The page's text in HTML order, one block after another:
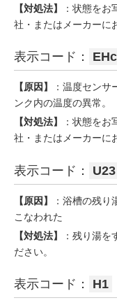
【対処法】
：状態を
社・またはメーカーに
表示コード： EHc
【原因】
：温度セン
ンク内の温度の異常。
【対処法】
：状態を
社・またはメーカーに
表示コード： U23
【原因】
：浴槽の残
こなわれた
【対処法】
：残り湯を
ださい。
表示コード： H1